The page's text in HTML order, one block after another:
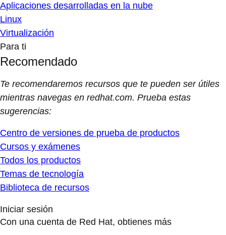
Aplicaciones desarrolladas en la nube
Linux
Virtualización
Para ti
Recomendado
Te recomendaremos recursos que te pueden ser útiles
mientras navegas en redhat.com. Prueba estas
sugerencias:
Centro de versiones de prueba de productos
Cursos y exámenes
Todos los productos
Temas de tecnología
Biblioteca de recursos
Iniciar sesión
Con una cuenta de Red Hat, obtienes más